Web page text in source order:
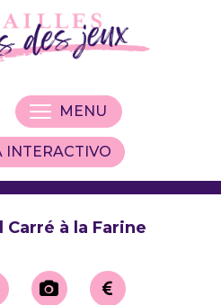
INTERACTIVO
MENU
Carré à la Farine